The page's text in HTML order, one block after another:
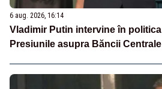
6 aug. 2026, 16:14
Vladimir Putin intervine în
Presiunile asupra Băncii